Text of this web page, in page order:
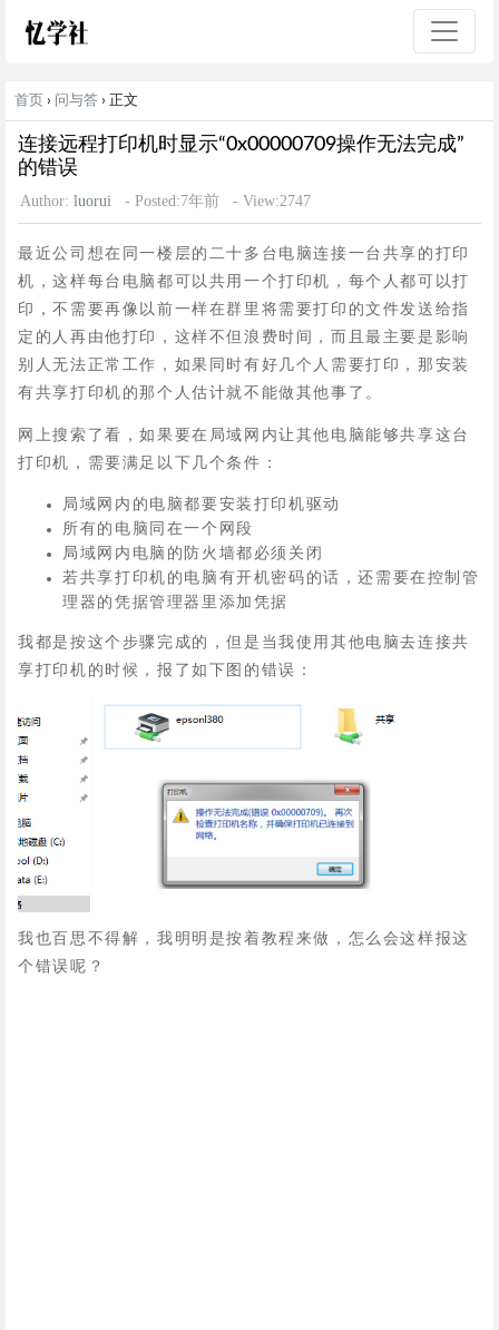
首页 › 问与答 › 正文
连接远程打印机时显示“0x00000709操作无法完成”
的错误
Author: luorui - Posted:7年前 - View:2747
最近公司想在同一楼层的二十多台电脑连接一台共享的打印
机，这样每台电脑都可以共用一个打印机，每个人都可以打
印，不需要再像以前一样在群里将需要打印的文件发送给指
定的人再由他打印，这样不但浪费时间，而且最主要是影响
别人无法正常工作，如果同时有好几个人需要打印，那安装
有共享打印机的那个人估计就不能做其他事了。
网上搜索了看，如果要在局域网内让其他电脑能够共享这台
打印机，需要满足以下几个条件：
局域网内的电脑都要安装打印机驱动
所有的电脑同在一个网段
局域网内电脑的防火墙都必须关闭
若共享打印机的电脑有开机密码的话，还需要在控制管
理器的凭据管理器里添加凭据
我都是按这个步骤完成的，但是当我使用其他电脑去连接共
享打印机的时候，报了如下图的错误：
我也百思不得解，我明明是按着教程来做，怎么会这样报这
个错误呢？